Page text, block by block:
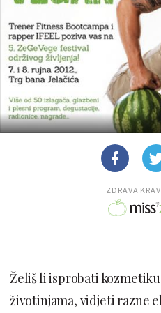
ZDRAVA
Želiš li isprobati
životinjama, vidjeti razne